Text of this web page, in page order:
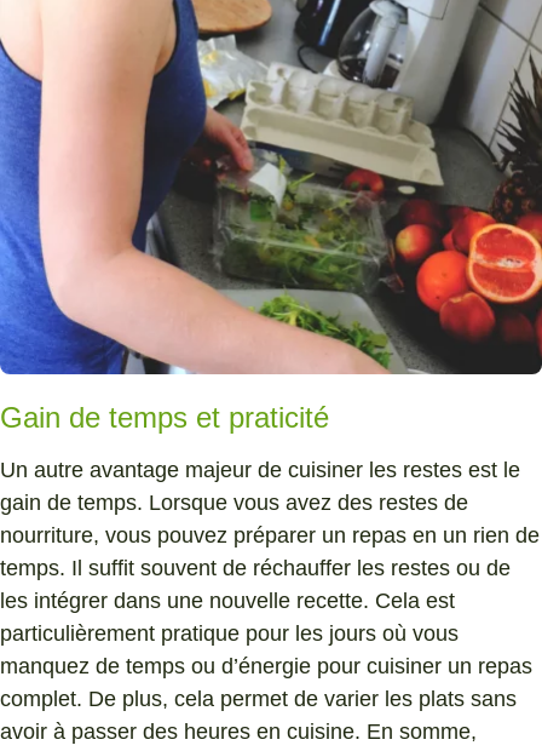
Gain de temps et praticité
Un autre avantage majeur de cuisiner les restes est le
gain de temps. Lorsque vous avez des restes de
nourriture, vous pouvez préparer un repas en un rien de
temps. Il suffit souvent de réchauffer les restes ou de
les intégrer dans une nouvelle recette. Cela est
particulièrement pratique pour les jours où vous
manquez de temps ou d’énergie pour cuisiner un repas
complet. De plus, cela permet de varier les plats sans
avoir à passer des heures en cuisine. En somme,